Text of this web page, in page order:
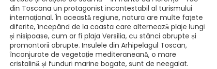
din Toscana un protagonist incontestabil al turismului
internațional. În această regiune, natura are multe fațete
diferite, începând de la coasta care alternează plaje lungi
și nisipoase, cum ar fi plaja Versilia, cu stânci abrupte și
promontorii abrupte. Insulele din Arhipelagul Toscan,
înconjurate de vegetație mediteraneană, o mare
cristalină și funduri marine bogate, sunt de neegalat.